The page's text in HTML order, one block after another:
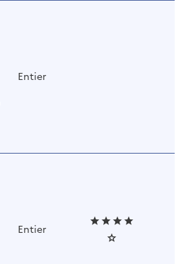
Entier
Entier